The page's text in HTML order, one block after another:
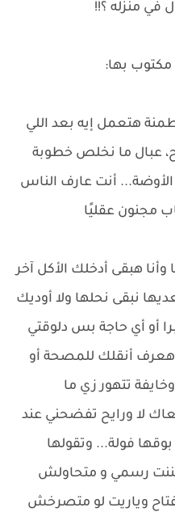
في منزله ؟!!
مكتوب بها:
هتعمل إيه بعد اللي
عبال ما نخلص خطوبة
أنت عارف الناس
مجنون عقليًا
هبقى أدخلك الأكل آخر
نبقى نحلها ولا أوديك
أو أي حاجة بس دلوقتي
هعرف أنقلك للمصحة أو
تتهور زي ما
لا ورايح تفضحني عند
فولة... وتقولها
رسمي و متحاولش
وياريت لو متصرخش